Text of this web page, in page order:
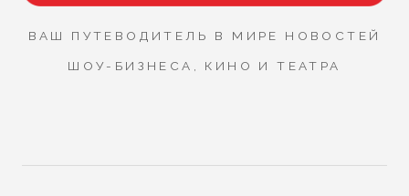
ВАШ ПУТЕВОДИТЕЛЬ В МИРЕ НОВОСТЕЙ
ШОУ-БИЗНЕСА, КИНО И ТЕАТРА